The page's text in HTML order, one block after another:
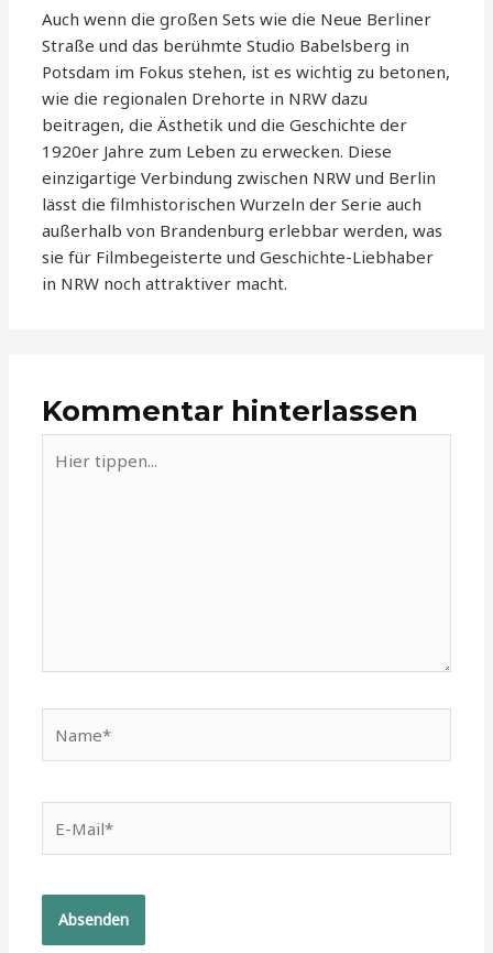
Auch wenn die großen Sets wie die Neue Berliner
Straße und das berühmte Studio Babelsberg in
Potsdam im Fokus stehen, ist es wichtig zu betonen,
wie die regionalen Drehorte in NRW dazu
beitragen, die Ästhetik und die Geschichte der
1920er Jahre zum Leben zu erwecken. Diese
einzigartige Verbindung zwischen NRW und Berlin
lässt die filmhistorischen Wurzeln der Serie auch
außerhalb von Brandenburg erlebbar werden, was
sie für Filmbegeisterte und Geschichte-Liebhaber
in NRW noch attraktiver macht.
Kommentar hinterlassen
tippen...
Mail*